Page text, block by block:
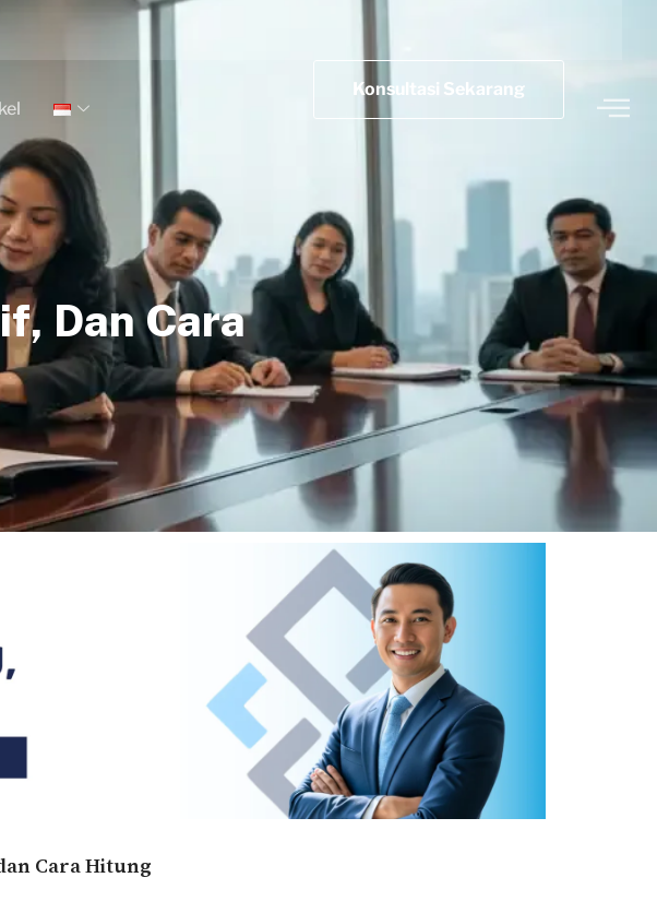
Konsultasi Sekarang
Dan Cara
Cara Hitung